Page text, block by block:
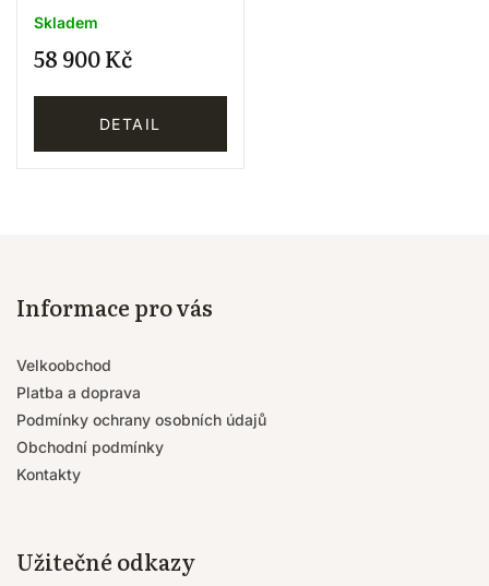
Skladem
58 900 Kč
DETAIL
Informace pro vás
Velkoobchod
Platba a doprava
Podmínky ochrany osobních údajů
Obchodní podmínky
Kontakty
Užitečné odkazy